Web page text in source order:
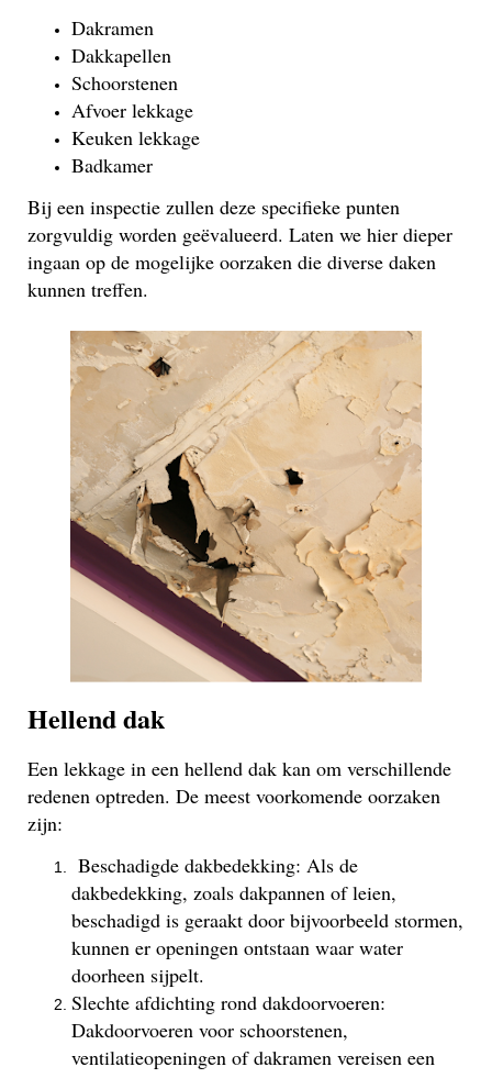
Dakramen
Dakkapellen
Schoorstenen
Afvoer lekkage
Keuken lekkage
Badkamer
Bij een inspectie zullen deze specifieke punten
zorgvuldig worden geëvalueerd. Laten we hier dieper
ingaan op de mogelijke oorzaken die diverse daken
kunnen treffen.
Hellend dak
Een lekkage in een hellend dak kan om verschillende
redenen optreden. De meest voorkomende oorzaken
zijn:
Beschadigde dakbedekking: Als de
dakbedekking, zoals dakpannen of leien,
beschadigd is geraakt door bijvoorbeeld stormen,
kunnen er openingen ontstaan waar water
doorheen sijpelt.
Slechte afdichting rond dakdoorvoeren:
Dakdoorvoeren voor schoorstenen,
ventilatieopeningen of dakramen vereisen een